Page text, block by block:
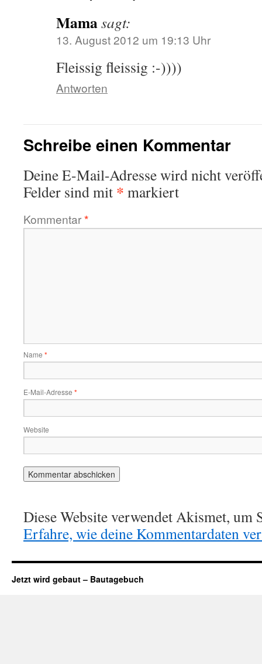
Mamasagt:
13. August 2012 um 19:13 Uhr
Fleissig fleissig :-))))
Antworten
Schreibe einen Kommentar
Deine E-Mail-Adresse wird nicht
Felder sind mit * markiert
Kommentar*
Name *
E-Mail-Adresse *
Website
Diese Website verwendet Akismet, um
Erfahre, wie deine Kommentardaten
Jetzt wird gebaut – Bautagebuch